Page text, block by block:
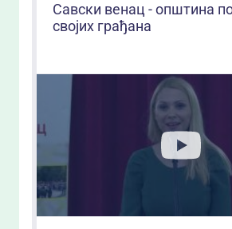
Савски венац - општина
својих грађана